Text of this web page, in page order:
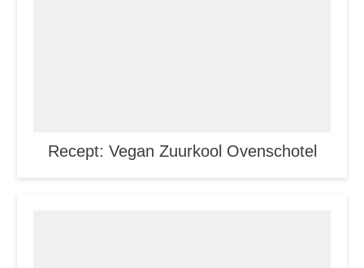
Recept: Vegan Zuurkool Ovenschotel